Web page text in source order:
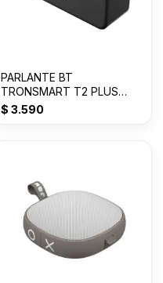
PARLANTE BT
TRONSMART T2 PLUS
MICRO SD / 20W / 24 HS /
$ 3.590